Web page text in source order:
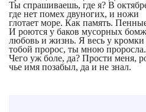
Ты спрашиваешь, где я? В
где нет помех двуногих, и ножи
глотает море. Как память.
И роются у баков мусорных
любовь и жизнь. Я весь у кромки
тобой пророс, ты мною проросла.
Чего уж боле, да? Прости меня,
чье имя позабыл, да и не знал.